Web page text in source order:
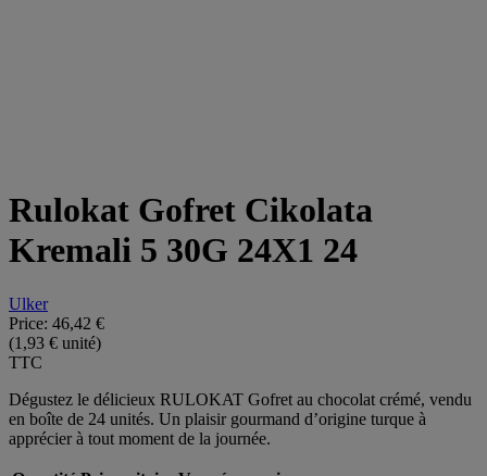
Rulokat Gofret Cikolata
Kremali 5 30G 24X1 24
Ulker
Price: 46,42 €
(1,93 € unité)
TTC
Dégustez le délicieux RULOKAT Gofret au chocolat crémé, vendu
en boîte de 24 unités. Un plaisir gourmand d’origine turque à
apprécier à tout moment de la journée.